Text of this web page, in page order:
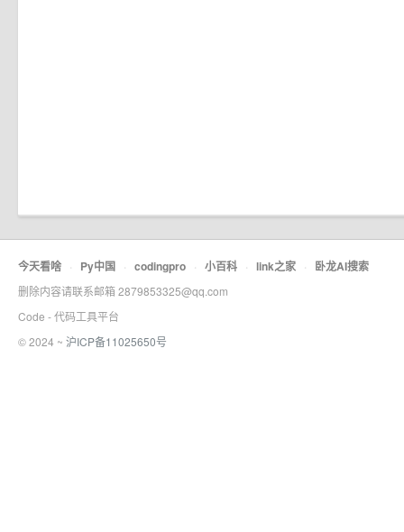
今天看啥 · Py中国 · codingpro · 小百科 · link之家 · 卧龙AI搜索
删除内容请联系邮箱 2879853325@qq.com
Code - 代码工具平台
© 2024 ~ 沪ICP备11025650号